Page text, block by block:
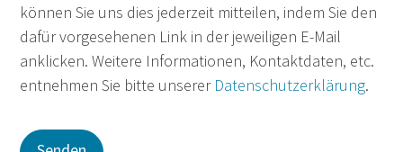
können Sie uns dies jederzeit mitteilen, indem Sie den
dafür vorgesehenen Link in der jeweiligen E-Mail
anklicken. Weitere Informationen, Kontaktdaten, etc.
entnehmen Sie bitte unserer Datenschutzerklärung.